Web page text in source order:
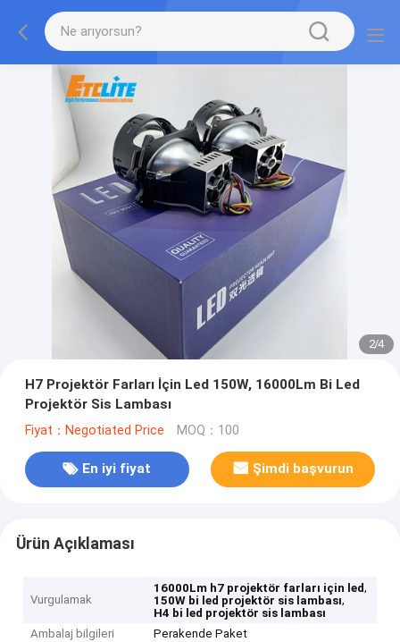
2/4
H7 Projektör Farları İçin Led 150W, 16000Lm Bi Led
Projektör Sis Lambası
Fiyat：Negotiated Price MOQ：100
En iyi fiyat Şimdi başvurun
Ürün Açıklaması
Vurgulamak
16000Lm h7 projektör farları için led,
150W bi led projektör sis lambası,
H4 bi led projektör sis lambası
Ambalaj bilgileri
Perakende Paket